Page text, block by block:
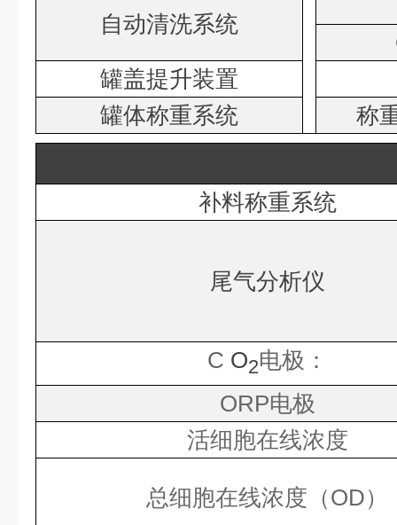
自动清洗系统
罐盖提升装置
罐体称重系统
称
补料称重系统
尾气分析仪
C O2电极：
ORP电极
活细胞在线浓度
总细胞在线浓度（OD）